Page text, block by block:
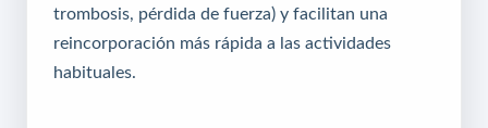
trombosis, pérdida de fuerza) y facilitan una
reincorporación más rápida a las actividades
habituales.